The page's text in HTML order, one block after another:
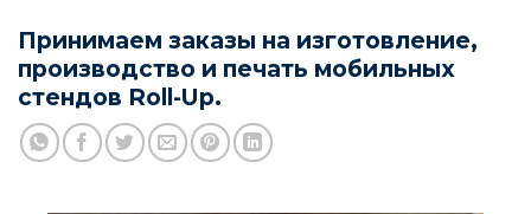
Принимаем заказы на изготовление,
производство и печать мобильных
стендов Roll-Up.